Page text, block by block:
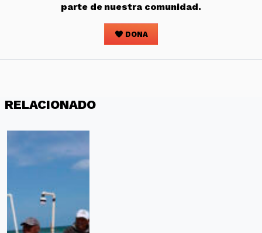
parte de nuestra comunidad.
DONA
RELACIONADO